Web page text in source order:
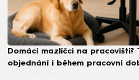
Domácí mazlíčci na pracovišti?
objednání i během pracovní